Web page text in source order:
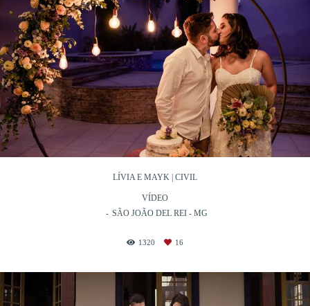
LÍVIA E MAYK | CIVIL
VÍDEO
SÃO JOÃO DEL REI - MG
1320 16